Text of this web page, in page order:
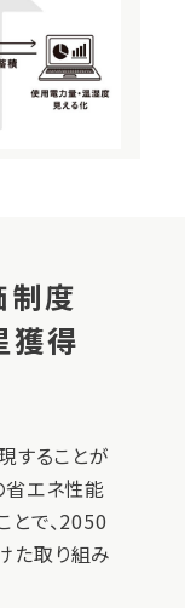
制度
得
することが
省エネ性能
で、2050
た取り組み